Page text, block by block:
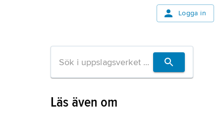
Logga in
Läs även om